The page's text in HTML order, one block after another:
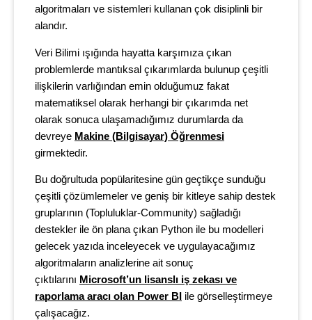
algoritmaları ve sistemleri kullanan çok disiplinli bir
alandır.
Veri Bilimi ışığında hayatta karşımıza çıkan
problemlerde mantıksal çıkarımlarda bulunup çeşitli
ilişkilerin varlığından emin olduğumuz fakat
matematiksel olarak herhangi bir çıkarımda net
olarak sonuca ulaşamadığımız durumlarda da
devreye Makine (Bilgisayar) Öğrenmesi
girmektedir.
Bu doğrultuda popülaritesine gün geçtikçe sunduğu
çeşitli çözümlemeler ve geniş bir kitleye sahip destek
gruplarının (Topluluklar-Community) sağladığı
destekler ile ön plana çıkan Python ile bu modelleri
gelecek yazıda inceleyecek ve uygulayacağımız
algoritmaların analizlerine ait sonuç
çıktılarını Microsoft’un lisanslı iş zekası ve
raporlama aracı olan Power BI ile görselleştirmeye
çalışacağız.